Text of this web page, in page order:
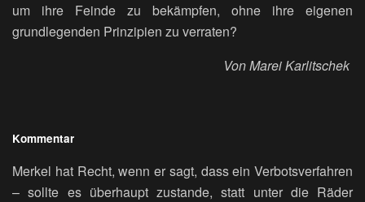
um ihre Feinde zu bekämpfen, ohne ihre eigenen
grundlegenden Prinzipien zu verraten?
Von Marei Karlitschek
Kommentar
Merkel hat Recht, wenn er sagt, dass ein Verbotsverfahren
– sollte es überhaupt zustande, statt unter die Räder